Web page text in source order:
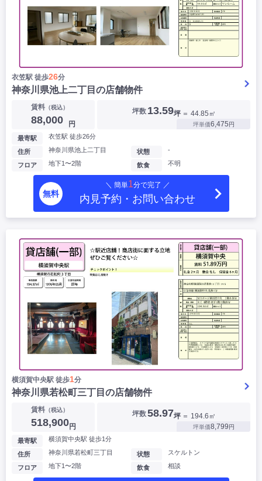
衣笠駅 徒歩26分
神奈川県池上二丁目の店舗物件
賃料 （税込）
88,000 円
坪数 13.59坪 ＝ 44.85㎡
坪単価6,475円
最寄駅 衣笠駅 徒歩26分
住所 神奈川県池上二丁目
フロア 地下1〜2階
状態 -
飲食 不明
無料
＼ 簡単1分で完了 ／
内見予約・お問い合わせ
横須賀中央駅 徒歩1分
神奈川県若松町三丁目の店舗物件
賃料（税込）
518,900円
坪数58.97坪 ＝ 194.6㎡
坪単価8,799円
最寄駅 横須賀中央駅 徒歩1分
住所 神奈川県若松町三丁目
フロア 地下1〜2階
状態 スケルトン
飲食 相談